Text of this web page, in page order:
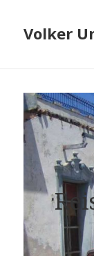
Volker